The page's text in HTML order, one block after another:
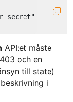
secret"
API:et måste
och en
till state)
i